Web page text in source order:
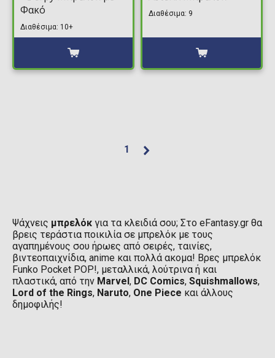
Φακό
Διαθέσιμα: 10+
Διαθέσιμα: 9
1
Ψάχνεις μπρελόκ για τα κλειδιά σου; Στο eFantasy.gr θα
βρεις τεράστια ποικιλία σε μπρελόκ με τους
αγαπημένους σου ήρωες από σειρές, ταινίες,
βιντεοπαιχνίδια, anime και πολλά ακομα! Βρες μπρελόκ
Funko Pocket POP!, μεταλλικά, λούτρινα ή και
πλαστικά, από την Marvel, DC Comics, Squishmallows,
Lord of the Rings, Naruto, One Piece και άλλους
δημοφιλής!